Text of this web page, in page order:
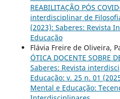
REABILITAÇÃO PÓS
interdisciplinar de
(2023): Saberes: Revista
Educação
Flávia Freire de Oliveira,
ÓTICA DOCENTE SOBRE
Saberes: Revista
Educação: v. 25 n. 01
Mental e Educação: